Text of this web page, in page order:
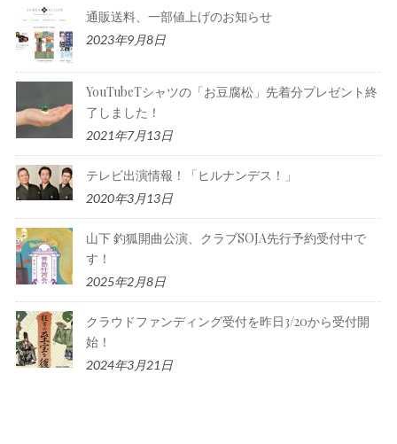
通販送料、一部値上げのお知らせ
2023年9月8日
YouTubeTシャツの「お豆腐松」先着分プレゼント終
了しました！
2021年7月13日
テレビ出演情報！「ヒルナンデス！」
2020年3月13日
山下 釣狐開曲公演、クラブSOJA先行予約受付中で
す！
2025年2月8日
クラウドファンディング受付を昨日3/20から受付開
始！
2024年3月21日